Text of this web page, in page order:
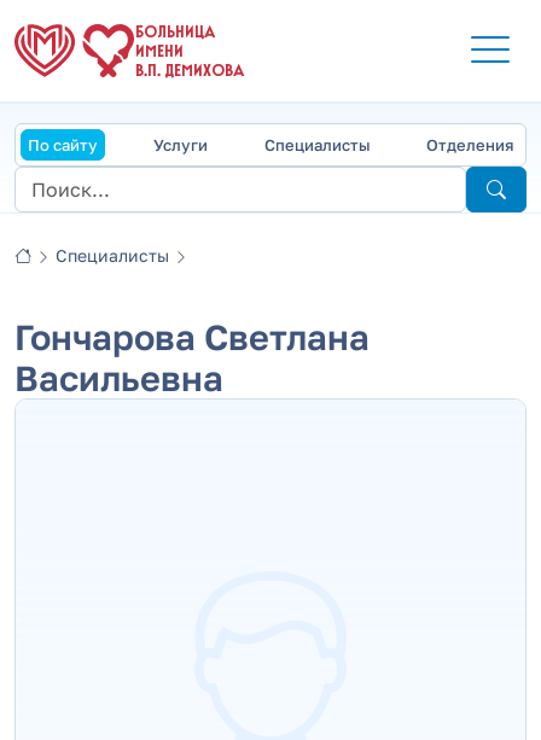
БОЛЬНИЦА
ИМЕНИ
В.П. ДЕМИХОВА
По сайту Услуги Специалисты Отделения
Специалисты
Гончарова Светлана
Васильевна